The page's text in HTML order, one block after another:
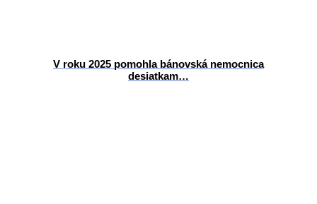
V roku 2025 pomohla bánovská nemocnica
desiatkam…